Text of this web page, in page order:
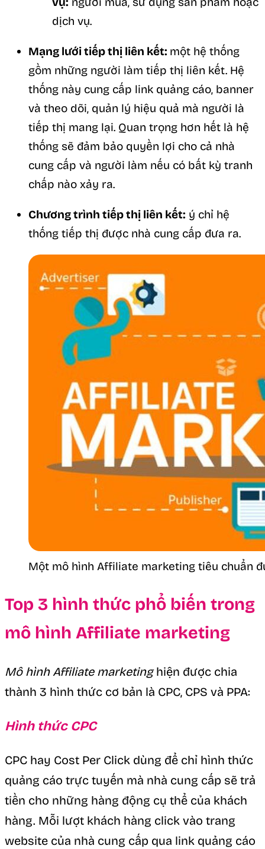
dịch vụ.
Mạng lưới tiếp thị liên kết: một hệ thống
gồm những người làm tiếp thị liên kết. Hệ
thống này cung cấp link quảng cáo, banner
và theo dõi, quản lý hiệu quả mà người là
tiếp thị mang lại. Quan trọng hơn hết là hệ
thống sẽ đảm bảo quyền lợi cho cả nhà
cung cấp và người làm nếu có bất kỳ tranh
chấp nào xảy ra.
Chương trình tiếp thị liên kết: ý chỉ hệ
thống tiếp thị được nhà cung cấp đưa ra.
Một mô hình Affiliate marketing tiêu chuẩn
Top 3 hình thức phổ biến trong
mô hình Affiliate marketing
Mô hình Affiliate marketinghiện được chia
thành 3 hình thức cơ bản là CPC, CPS và PPA:
Hình thức CPC
CPC hay Cost Per Click dùng để chỉ hình thức
quảng cáo trực tuyến mà nhà cung cấp sẽ trả
tiền cho những hàng động cụ thể của khách
hàng. Mỗi lượt khách hàng click vào trang
website của nhà cung cấp qua link quảng cáo